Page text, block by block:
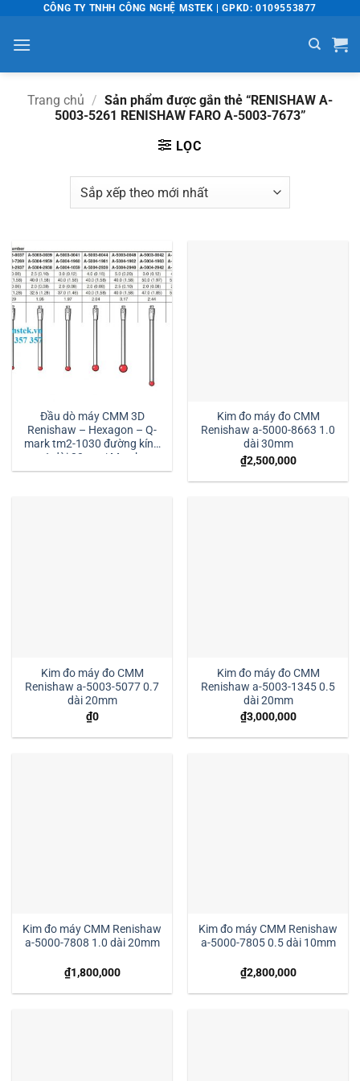
nội
dung
CÔNG TY TNHH CÔNG NGHỆ MSTEK | GPKD: 0109553877
Trang chủ / Sản phẩm được gắn thẻ “RENISHAW A-
5003-5261 RENISHAW FARO A-5003-7673”
LỌC
Đầu dò máy CMM 3D
Renishaw – Hexagon – Q-
mark tm2-1030 đường kính
1 dài 30mm:| Mstek
Technology
Kim đo máy đo CMM
Renishaw a-5000-8663 1.0
dài 30mm
₫2,500,000
Kim đo máy đo CMM
Renishaw a-5003-5077 0.7
dài 20mm
₫0
Kim đo máy đo CMM
Renishaw a-5003-1345 0.5
dài 20mm
₫3,000,000
Kim đo máy CMM Renishaw
a-5000-7808 1.0 dài 20mm
₫1,800,000
Kim đo máy CMM Renishaw
a-5000-7805 0.5 dài 10mm
₫2,800,000